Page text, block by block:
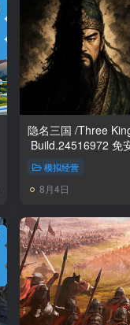
隐名三国 /Three
模拟经营
8月4日